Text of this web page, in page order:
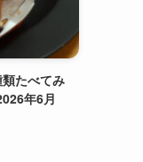
類たべてみ
年6月